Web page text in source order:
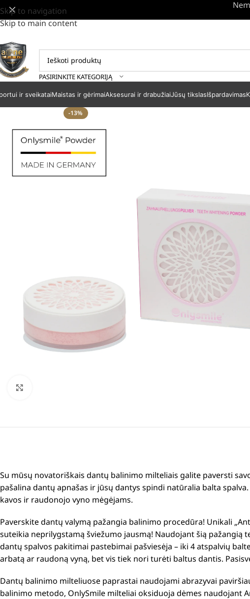
Skip to navigation
Skip to main content
PASIRINKITE KATEGORIJĄ
ir sveikataiMaistas ir gėrimaiAksesurai ir drabužiaiJūsų tikslasIšpardavimas
-13%
Su mūsų novatoriškais dantų balinimo milteliais galite paversti
pašalina dantų apnašas ir jūsų dantys spindi natūralia balta
kavos ir raudonojo vyno mėgėjams.
Paverskite dantų valymą pažangia balinimo procedūra! Unikali
suteikia neprilygstamą šviežumo jausmą! Naudojant šią
dantų spalvos pakitimai pastebimai pašviesėja – iki 4 atspalvių
arbatą ar raudoną vyną, bet vis tiek nori turėti baltus dantis.
Dantų balinimo milteliuose paprastai naudojami abrazyvai
balinimo metodo, OnlySmile milteliai oksiduoja dėmes naudojant